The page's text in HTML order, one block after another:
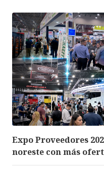
Expo Proveedores
noreste con más